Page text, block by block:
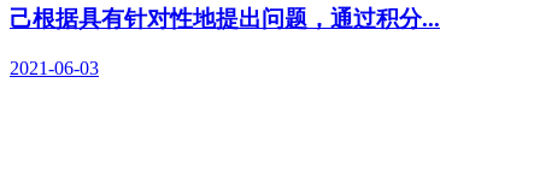
己根据具有针对性地提出问题，通过积分...
2021-06-03